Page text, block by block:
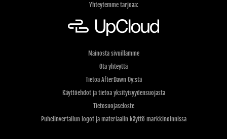
Yhteytemme tarjoaa:
Mainosta sivuillamme
Ota yhteyttä
Tietoa AfterDawn Oy:stä
Käyttöehdot ja tietoa yksityisyydensuojasta
Tietosuojaseloste
Puhelinvertailun logot ja materiaalin käyttö markkinoinnissa